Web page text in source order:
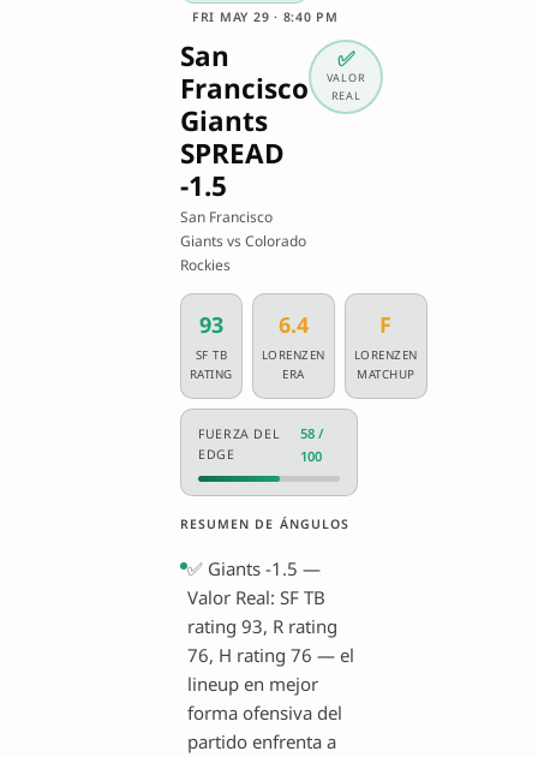
FRI MAY 29 · 8:40 PM
San
Francisco
Giants
SPREAD
-1.5
San Francisco
Giants vs Colorado
Rockies
✅
VALOR
REAL
93
SF TB
RATING
6.4
LORENZEN
ERA
F
LORENZEN
MATCHUP
FUERZA DEL
EDGE
58 /
100
RESUMEN DE ÁNGULOS
✅ Giants -1.5 —
Valor Real: SF TB
rating 93, R rating
76, H rating 76 — el
lineup en mejor
forma ofensiva del
partido enfrenta a